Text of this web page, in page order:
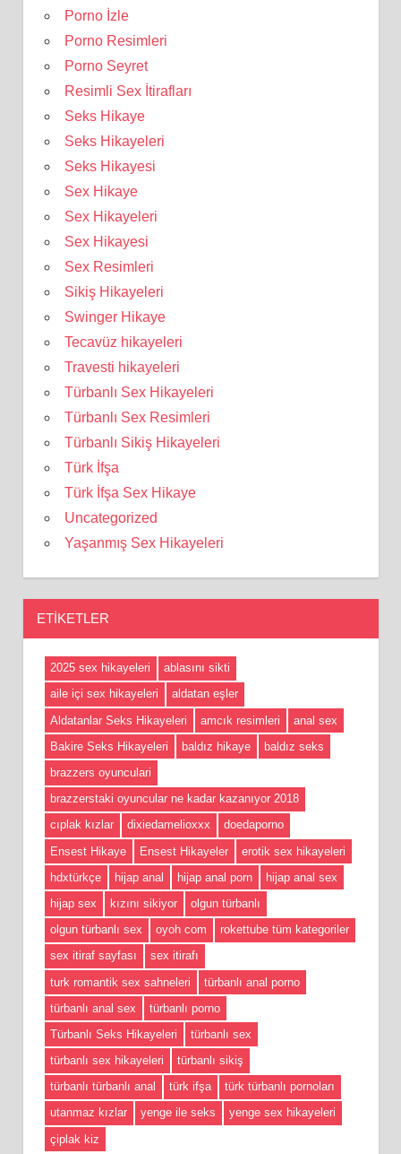
Porno İzle
Porno Resimleri
Porno Seyret
Resimli Sex İtirafları
Seks Hikaye
Seks Hikayeleri
Seks Hikayesi
Sex Hikaye
Sex Hikayeleri
Sex Hikayesi
Sex Resimleri
Sikiş Hikayeleri
Swinger Hikaye
Tecavüz hikayeleri
Travesti hikayeleri
Türbanlı Sex Hikayeleri
Türbanlı Sex Resimleri
Türbanlı Sikiş Hikayeleri
Türk İfşa
Türk İfşa Sex Hikaye
Uncategorized
Yaşanmış Sex Hikayeleri
ETIKETLER
2025 sex hikayeleri
ablasını sikti
aile içi sex hikayeleri
aldatan eşler
Aldatanlar Seks Hikayeleri
amcık resimleri
anal sex
Bakire Seks Hikayeleri
baldız hikaye
baldız seks
brazzers oyunculari
brazzerstaki oyuncular ne kadar kazanıyor 2018
cıplak kızlar
dixiedamelioxxx
doedaporno
Ensest Hikaye
Ensest Hikayeler
erotik sex hikayeleri
hdxtürkçe
hijap anal hijap anal porn
hijap anal sex
hijap sex
kızını sikiyor
olgun türbanlı
olgun türbanlı sex
oyoh com
rokettube tüm kategoriler
sex itiraf sayfası
sex itirafı
turk romantik sex sahneleri
türbanlı anal porno
türbanlı anal sex
türbanlı porno
Türbanlı Seks Hikayeleri
türbanlı sex
türbanlı sex hikayeleri
türbanlı sikiş
türbanlı türbanlı anal
türk ifşa
türk türbanlı pornoları
utanmaz kızlar
yenge ile seks
yenge sex hikayeleri
çiplak kiz